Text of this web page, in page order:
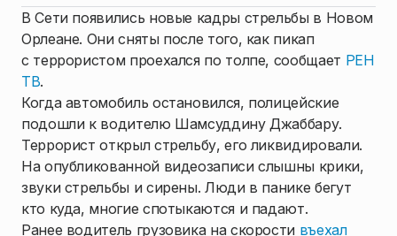
В Сети появились новые кадры стрельбы в Новом
Орлеане. Они сняты после того, как пикап
с террористом проехался по толпе, сообщает РЕН
ТВ.
Когда автомобиль остановился, полицейские
подошли к водителю Шамсуддину Джаббару.
Террорист открыл стрельбу, его ликвидировали.
На опубликованной видеозаписи слышны крики,
звуки стрельбы и сирены. Люди в панике бегут
кто куда, многие спотыкаются и падают.
Ранее водитель грузовика на скорости въехал